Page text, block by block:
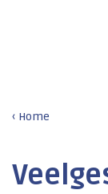
Home